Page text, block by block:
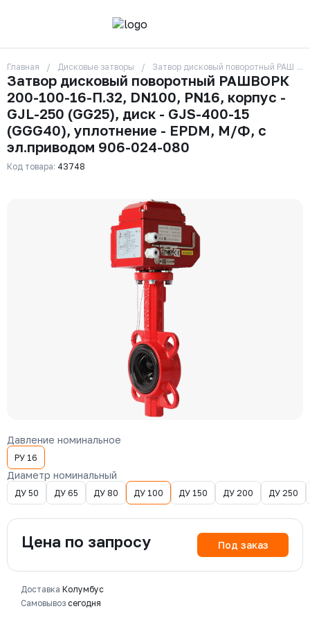
О компании
Контакты
Бренды
Отзывы
Сотрудники
Вакансии
Доставка
Оплата
+7 (495) 215-24-81zakaz325@ks-rus.com
Email для связи
Одинцово, Внуковская 9, пав. 31
Главная Дисковые затворы Затвор дисковый поворотный
Затвор дисковый поворотный РАШВОРК
200-100-16-П.32, DN100, PN16, корпус -
GJL-250 (GG25), диск - GJS-400-15
(GGG40), уплотнение - EPDM, М/Ф, с
эл.приводом 906-024-080
Код товара: 43748
Давление номинальное
РУ 16
Диаметр номинальный
ДУ 50 ДУ 65 ДУ 80 ДУ 100 ДУ 150 ДУ 200 ДУ 250
Цена по запросу Под заказ
Доставка Колумбус
Самовывоз сегодня